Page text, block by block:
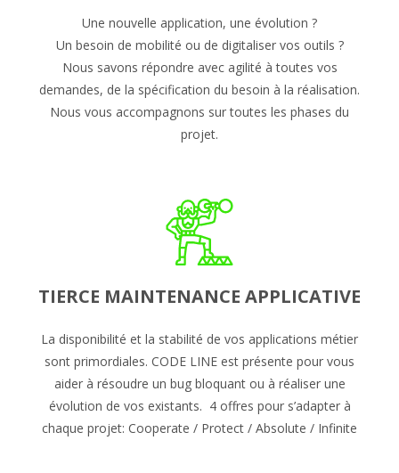
Une nouvelle application, une évolution ?
Un besoin de mobilité ou de digitaliser vos outils ?
Nous savons répondre avec agilité à toutes vos
demandes, de la spécification du besoin à la réalisation.
Nous vous accompagnons sur toutes les phases du
projet.
TIERCE MAINTENANCE APPLICATIVE
La disponibilité et la stabilité de vos applications métier
sont primordiales. CODE LINE est présente pour vous
aider à résoudre un bug bloquant ou à réaliser une
évolution de vos existants. 4 offres pour s’adapter à
chaque projet: Cooperate / Protect / Absolute / Infinite